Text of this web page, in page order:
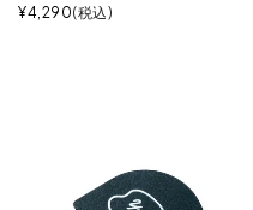
¥4,290 税込